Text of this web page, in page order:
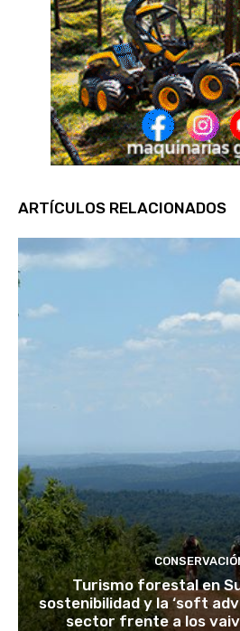
ARTÍCULOS RELACIONADOS
Turismo forestal en
sostenibilidad y la ‘soft
sector frente a los